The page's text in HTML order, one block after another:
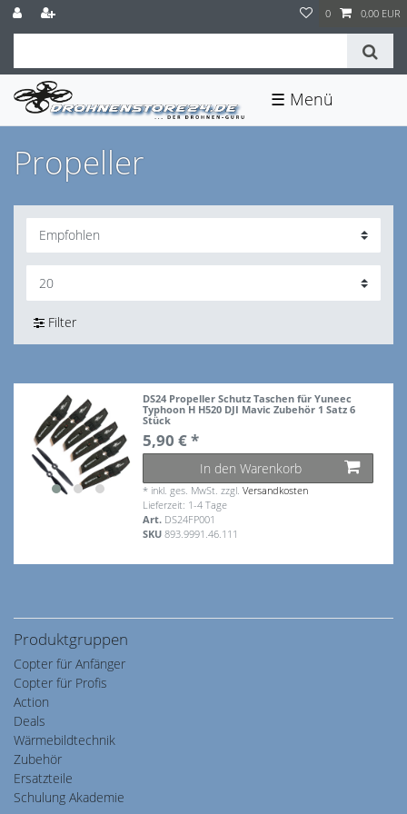
0 0,00 EUR
☰
Propeller
Filter
DS24 Propeller Schutz Taschen für Yuneec
Typhoon H H520 DJI Mavic Zubehör 1 Satz 6
Stück
5,90 € *
In den Warenkorb
* inkl. ges. MwSt. zzgl.Versandkosten
Lieferzeit: 1-4 Tage
Art. DS24FP001
SKU893.9991.46.111
Produktgruppen
Copter für Anfänger
Copter für Profis
Action
Deals
Wärmebildtechnik
Zubehör
Ersatzteile
Schulung Akademie